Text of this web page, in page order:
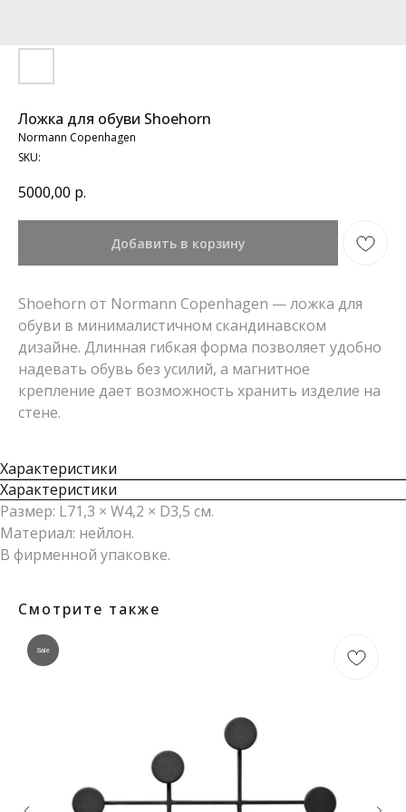
Ложка для обуви Shoehorn
Normann Copenhagen
SKU:
5000,00 р.
Добавить в корзину
Shoehorn от Normann Copenhagen — ложка для
обуви в минималистичном скандинавском
дизайне. Длинная гибкая форма позволяет удобно
надевать обувь без усилий, а магнитное
крепление дает возможность хранить изделие на
стене.
Характеристики
Характеристики
Размер: L71,3 × W4,2 × D3,5 см.
Материал: нейлон.
В фирменной упаковке.
Смотрите также
Sale